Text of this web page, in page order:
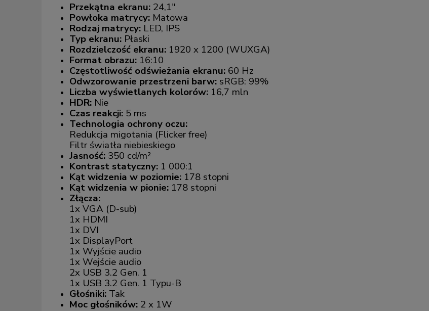
Przekątna ekranu: 24,1"
Powłoka matrycy: Matowa
Rodzaj matrycy: LED, IPS
Typ ekranu: Płaski
Rozdzielczość ekranu: 1920 x 1200 (WUXGA)
Format obrazu: 16:10
Częstotliwość odświeżania ekranu: 60 Hz
Odwzorowanie przestrzeni barw: sRGB: 99%
Liczba wyświetlanych kolorów: 16,7 mln
HDR: Nie
Czas reakcji: 5 ms
Technologia ochrony oczu:
Redukcja migotania (Flicker free)
Filtr światła niebieskiego
Jasność: 350 cd/m²
Kontrast statyczny: 1 000:1
Kąt widzenia w poziomie: 178 stopni
Kąt widzenia w pionie: 178 stopni
Złącza:
1x VGA (D-sub)
1x HDMI
1x DVI
1x DisplayPort
1x Wyjście audio
1x Wejście audio
2x USB 3.2 Gen. 1
1x USB 3.2 Gen. 1 Typu-B
Głośniki: Tak
Moc głośników: 2 x 1W